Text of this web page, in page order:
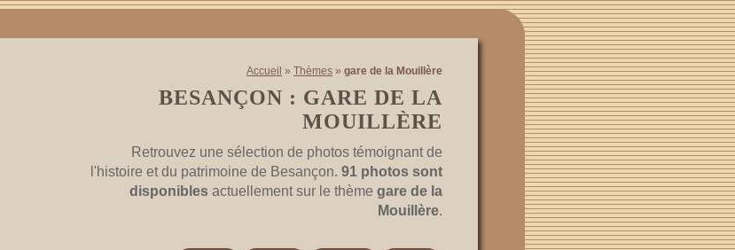
Accueil » Thèmes » gare de la Mouillère
BESANÇON : GARE DE LA
MOUILLÈRE
Retrouvez une sélection de photos témoignant de
l'histoire et du patrimoine de Besançon. 91 photos sont
disponibles actuellement sur le thème gare de la
Mouillère.